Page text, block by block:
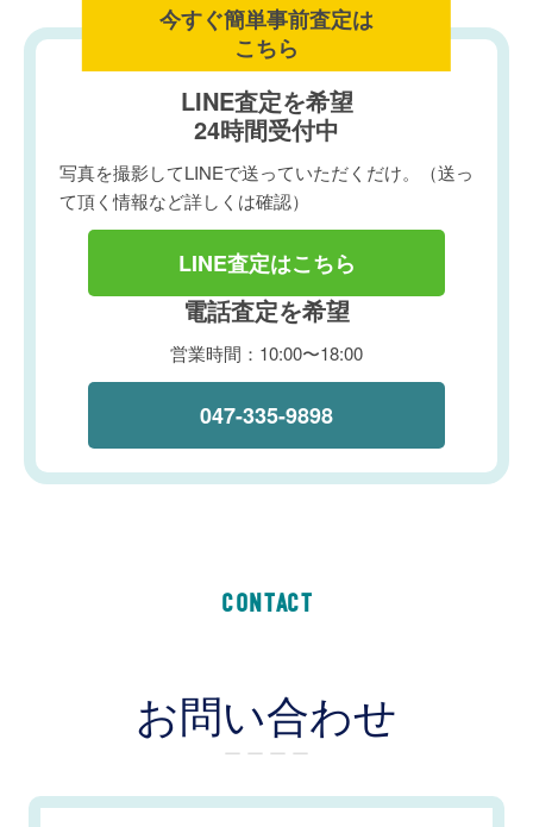
今すぐ簡単事前査定は
こちら
LINE査定を希望
24時間受付中
写真を撮影してLINEで送っていただくだけ。（送っ
て頂く情報など詳しくは確認）
LINE査定はこちら
電話査定を希望
営業時間：10:00〜18:00
047-335-9898
CONTACT
お問い合わせ
ー ー ー ー